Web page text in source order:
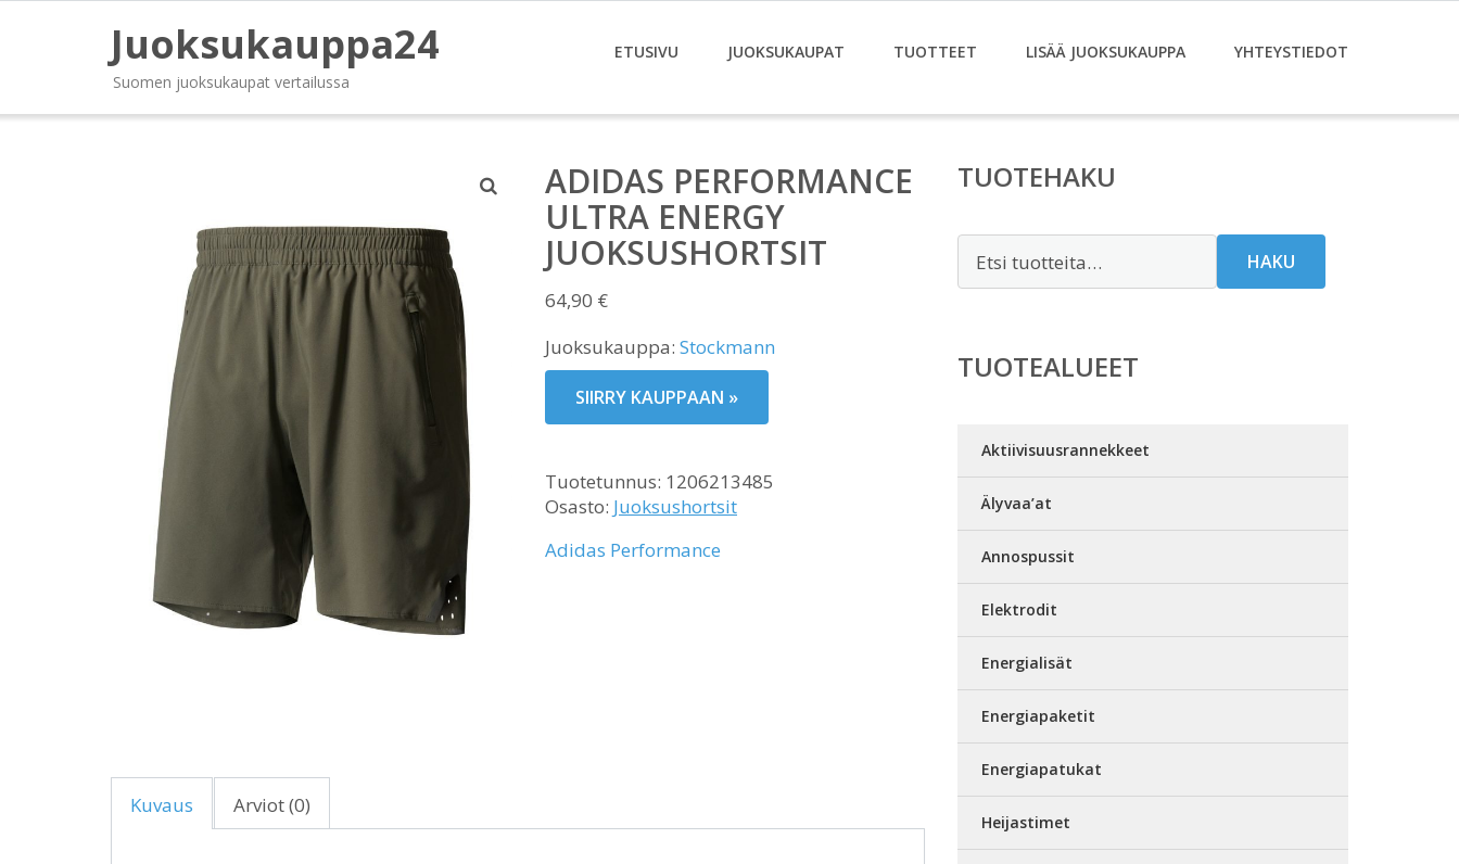
Juoksukauppa24
Suomen juoksukaupat vertailussa
ETUSIVU JUOKSUKAUPAT TUOTTEET LISÄÄ JUOKSUKAUPPA YHTEYSTIEDOT
ADIDAS PERFORMANCE
ULTRA ENERGY
JUOKSUSHORTSIT
64,90 €
Juoksukauppa: Stockmann
SIIRRY KAUPPAAN »
Tuotetunnus: 1206213485
Osasto: Juoksushortsit
Adidas Performance
Kuvaus Arviot (0)
TUOTEHAKU
HAKU
TUOTEALUEET
Aktiivisuusrannekkeet
Älyvaa’at
Annospussit
Elektrodit
Energialisät
Energiapaketit
Energiapatukat
Heijastimet